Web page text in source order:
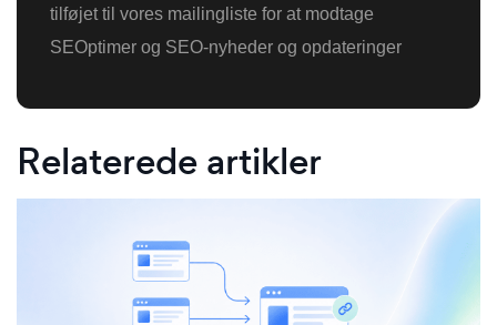
tilføjet til vores mailingliste for at modtage
SEOptimer og SEO-nyheder og opdateringer
Relaterede artikler